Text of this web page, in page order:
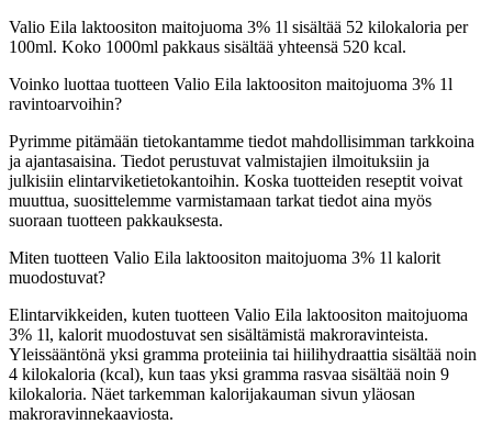
Valio Eila laktoositon maitojuoma 3% 1l sisältää 52 kilokaloria per
100ml. Koko 1000ml pakkaus sisältää yhteensä 520 kcal.
Voinko luottaa tuotteen Valio Eila laktoositon maitojuoma 3% 1l
ravintoarvoihin?
Pyrimme pitämään tietokantamme tiedot mahdollisimman tarkkoina
ja ajantasaisina. Tiedot perustuvat valmistajien ilmoituksiin ja
julkisiin elintarviketietokantoihin. Koska tuotteiden reseptit voivat
muuttua, suosittelemme varmistamaan tarkat tiedot aina myös
suoraan tuotteen pakkauksesta.
Miten tuotteen Valio Eila laktoositon maitojuoma 3% 1l kalorit
muodostuvat?
Elintarvikkeiden, kuten tuotteen Valio Eila laktoositon maitojuoma
3% 1l, kalorit muodostuvat sen sisältämistä makroravinteista.
Yleissääntönä yksi gramma proteiinia tai hiilihydraattia sisältää noin
4 kilokaloria (kcal), kun taas yksi gramma rasvaa sisältää noin 9
kilokaloria. Näet tarkemman kalorijakauman sivun yläosan
makroravinnekaaviosta.